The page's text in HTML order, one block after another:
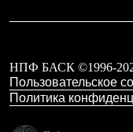
Экспедиционные
Городские
Аксессуары для
Спальные мешки
Комбинированные
НПФ БАСК ©1996-
Пользовательское
Политика